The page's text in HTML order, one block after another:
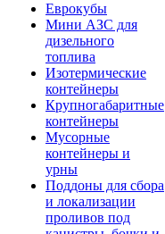
Еврокубы
Мини АЗС для
дизельного
топлива
Изотермические
контейнеры
Крупногабаритные
контейнеры
Мусорные
контейнеры и
урны
Поддоны для сбора
и локализации
проливов под